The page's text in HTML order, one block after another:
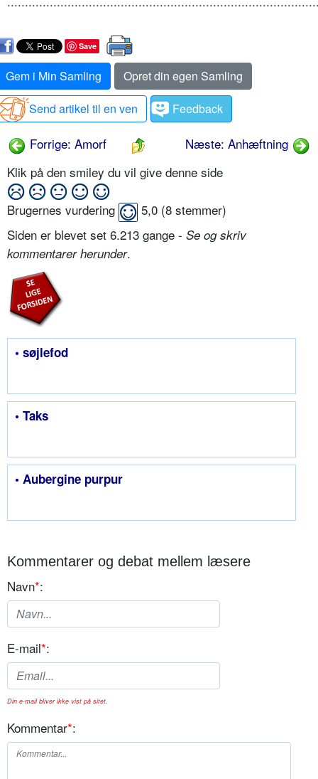
Save
Gem i Min Samling
Opret din egen Samling
Send artikel til en ven
Feedback
Forrige: Amorf
Næste: Anhæftning
Klik på den smiley du vil give denne side
Brugernes vurdering 5,0 (8 stemmer)
Siden er blevet set 6.213 gange - Se og skriv
kommentarer herunder.
• søjlefod
• Taks
• Aubergine purpur
Kommentarer og debat mellem læsere
Navn*:
E-mail*:
Din e-mail bliver ikke vist på sitet.
Kommentar*: